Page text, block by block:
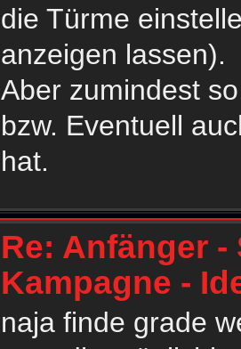
die Türme
anzeigen lassen).
Aber zumindest
bzw. Eventuell
hat.
Re: Anfänger
Kampagne -
naja finde grade